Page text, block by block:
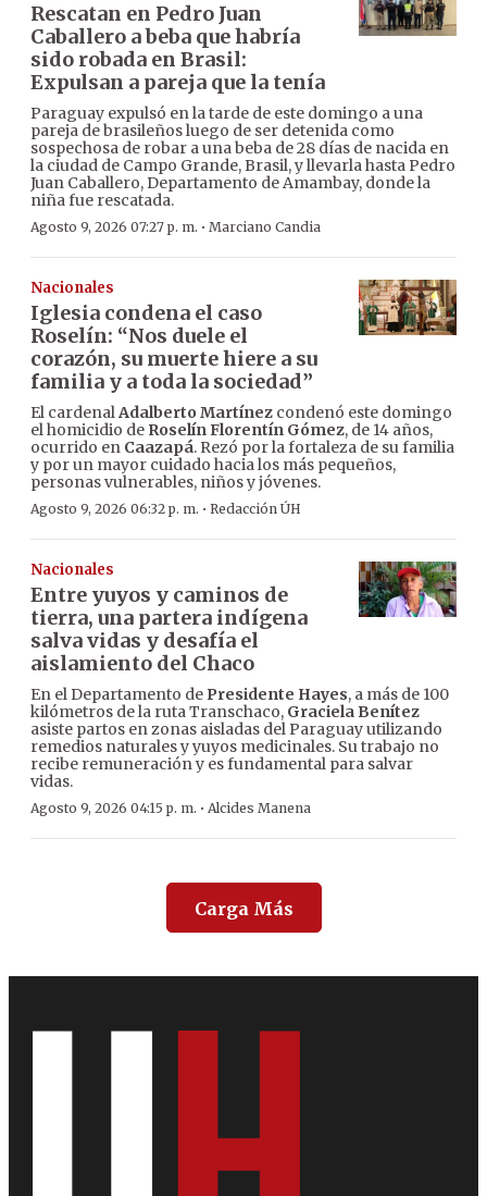
Rescatan en Pedro Juan
Caballero a beba que habría
sido robada en Brasil:
Expulsan a pareja que la tenía
Paraguay expulsó en la tarde de este domingo a una
pareja de brasileños luego de ser detenida como
sospechosa de robar a una beba de 28 días de nacida en
la ciudad de Campo Grande, Brasil, y llevarla hasta Pedro
Juan Caballero, Departamento de Amambay, donde la
niña fue rescatada.
Agosto 9, 2026 07:27 p. m. · Marciano Candia
Nacionales
Iglesia condena el caso
Roselín: “Nos duele el
corazón, su muerte hiere a su
familia y a toda la sociedad”
El cardenalAdalberto Martínez condenó este domingo
el homicidio de Roselín Florentín Gómez, de 14 años,
ocurrido en Caazapá. Rezó por la fortaleza de su familia
y por un mayor cuidado hacia los más pequeños,
personas vulnerables, niños y jóvenes.
Agosto 9, 2026 06:32 p. m. · Redacción ÚH
Nacionales
Entre yuyos y caminos de
tierra, una partera indígena
salva vidas y desafía el
aislamiento del Chaco
En el Departamento de Presidente Hayes, a más de 100
kilómetros de la ruta Transchaco, Graciela Benítez
asiste partos en zonas aisladas del Paraguay utilizando
remedios naturales y yuyos medicinales. Su trabajo no
recibe remuneración y es fundamental para salvar
vidas.
Agosto 9, 2026 04:15 p. m. · Alcides Manena
Carga Más